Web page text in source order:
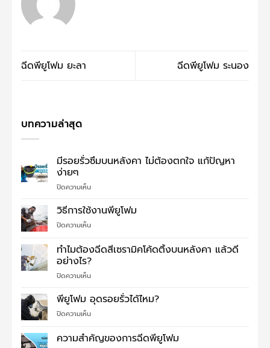
ฉีดพียูโฟม ยะลา ฉีดพียูโฟม ระนอง
บทความล่าสุด
มีรอยรั่วซึมบนหลังคา ไม่ต้องตกใจ แก้ปัญหา
ง่ายๆ
ปิดความเห็นบน
รอย
ซึม
หลังคา
ไม่
ตกใจ
ปัญหา
วิธีการใช้งานพียูโฟม
ปิดความเห็นบน
การ
ใช้
พี
โฟม
ทำไมต้องฉีดสีเซรามิคโค้ดติ้งบนหลังคา แล้วดี
อย่างไร?
ปิดความเห็นบน
ต้อง
ฉีด
สี
โค้ด
พียูโฟม อุดรอยรั่วได้ไหม?
ปิดความเห็นบน
ยู
โฟม
ความสำคัญของการฉีดพียูโฟม